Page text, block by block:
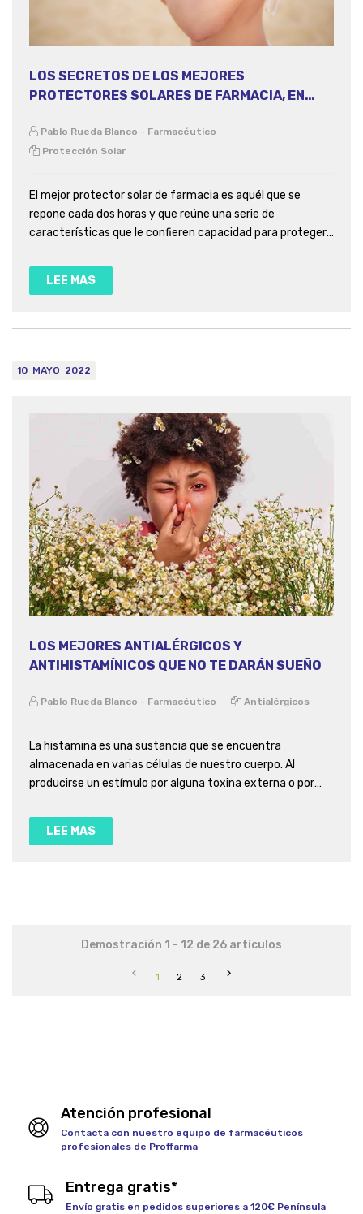
LOS SECRETOS DE LOS MEJORES
PROTECTORES SOLARES DE FARMACIA, EN
Pablo Rueda Blanco - Farmacéutico
Protección Solar
El mejor protector solar de farmacia es aquél que se
repone cada dos horas y que reúne una serie de
características que le confieren capacidad para proteger
frente a la radiación UVA, UVB y visible.
LEE MAS
10 MAYO 2022
LOS MEJORES ANTIALÉRGICOS Y
ANTIHISTAMÍNICOS QUE NO TE DARÁN SUEÑO
Pablo Rueda Blanco - Farmacéutico Antialérgicos
La histamina es una sustancia que se encuentra
almacenada en varias células de nuestro cuerpo. Al
producirse un estímulo por alguna toxina externa o por
los receptores H1, H2 y H3 de histamina. De esta forma da
lugar a vasodilatación,...
LEE MAS
Demostración 1 - 12 de 26 artículos
 1 2 3 
Atención profesional
Contacta con nuestro equipo de farmacéuticos
profesionales de Proffarma
Entrega gratis*
Envío gratis en pedidos superiores a 120€ Península